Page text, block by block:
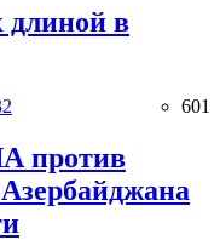
длиной в
601
против